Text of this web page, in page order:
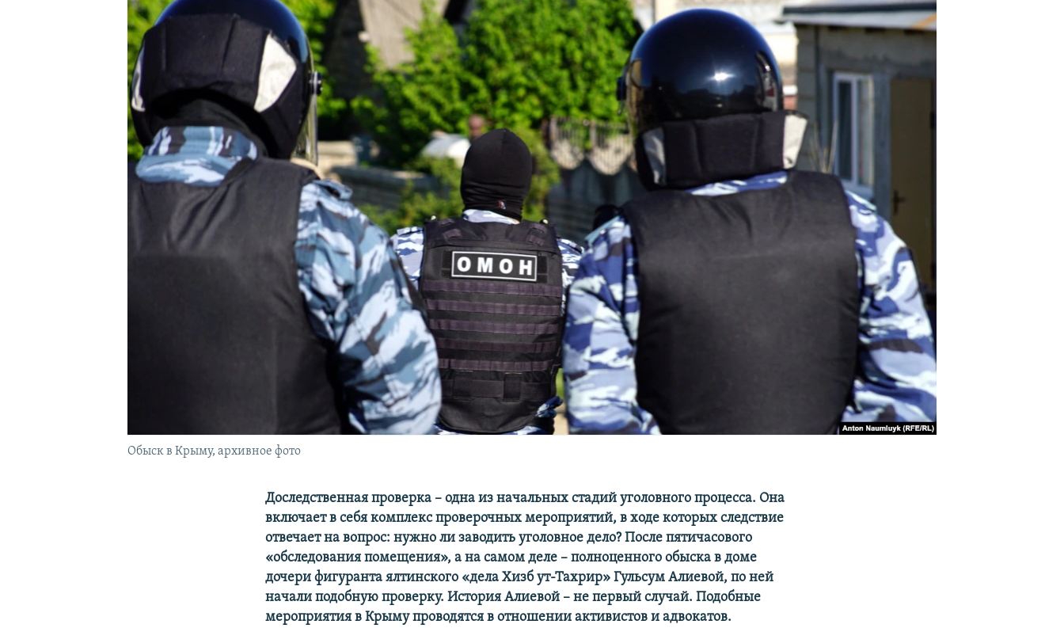
КРЫМ.НЕПОКОРЕННЫЙ
УКРАИНСКАЯ ПРОБЛЕМА КРЫМА
Обыск в Крыму, архивное фото
Доследственная проверка – одна из начальных стадий уголовного процесса. Она
включает в себя комплекс проверочных мероприятий, в ходе которых следствие
отвечает на вопрос: нужно ли заводить уголовное дело? После пятичасового
«обследования помещения», а на самом деле – полноценного обыска в доме
дочери фигуранта ялтинского «дела Хизб ут-Тахрир» ​Гульсум Алиевой, по ней
начали подобную проверку. История Алиевой – не первый случай. Подобные
мероприятия в Крыму проводятся в отношении активистов и адвокатов.